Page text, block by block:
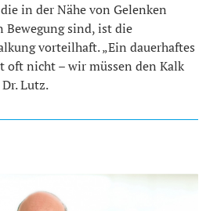
in der Nähe von Gelenken
sind, ist die
vorteilhaft. „Ein dauerhaftes
oft nicht – wir müssen den Kalk
Lutz.